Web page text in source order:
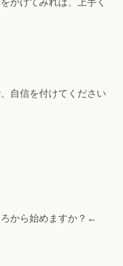
自信を付けてください
から始めますか？←